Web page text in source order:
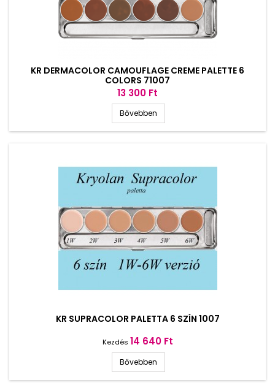
KR DERMACOLOR CAMOUFLAGE CREME PALETTE 6
COLORS 71007
Ár
13 300 Ft
Bővebben
KR SUPRACOLOR PALETTA 6 SZÍN 1007
Kezdés Ár
14 640 Ft
Bővebben